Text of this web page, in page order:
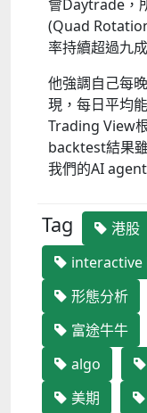
會Daytrade，
(Quad
率持續超過九
他強調自己每
現，每日平均
Trading View
backtest結果
我們的AI
Tag 港股
形態分析
富途牛牛
algo
美期